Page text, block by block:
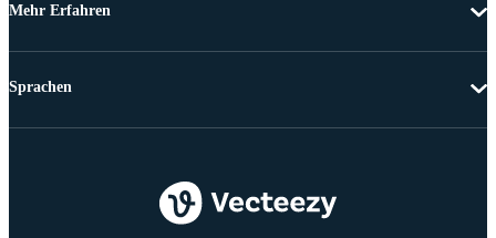
Mehr Erfahren
Sprachen